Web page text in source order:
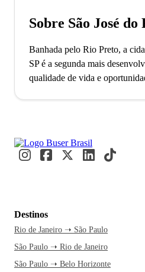
Sobre São José
Banhada pelo Rio Preto, a
SP é a segunda mais
qualidade de vida e
Municipal, moradores e
que simbolizam a cidade.
paulista. Com uma passagem
aproveita o trajeto com
cada detalhe do passeio. O
garantindo segurança e
Destinos
Rio de Janeiro ➝ São Paulo
São Paulo ➝ Rio de Janeiro
São Paulo ➝ Belo Horizonte